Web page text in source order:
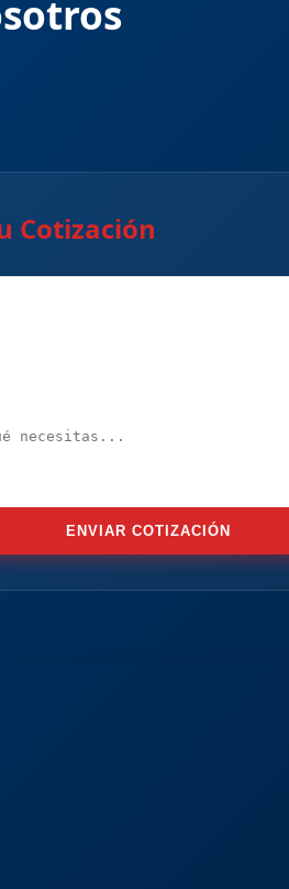
Cotización
ENVIAR COTIZACIÓN